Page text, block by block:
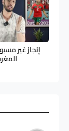
إنجاز غير